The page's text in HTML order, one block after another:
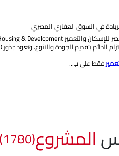
في السوق العقاري المصري
فقط على ب...
المشروع(1780)